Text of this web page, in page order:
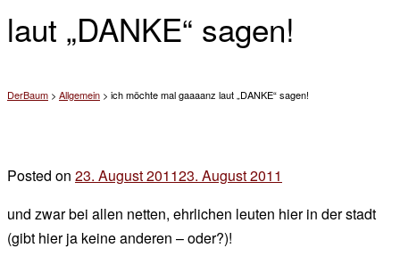
laut „DANKE“ sagen!
DerBaum > Allgemein > ich möchte mal gaaaanz laut „DANKE“ sagen!
Posted on 23. August 201123. August 2011
chef
und zwar bei allen netten, ehrlichen leuten hier in der stadt
(gibt hier ja keine anderen – oder?)!